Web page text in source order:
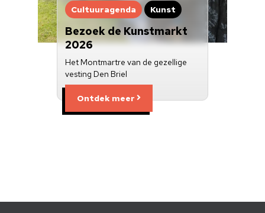
Cultuuragenda Kunst
Bezoek de Kunstmarkt
2026
Het Montmartre van de gezellige
vesting Den Briel
Ontdek meer